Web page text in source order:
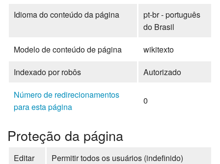
Idioma do conteúdo da página
pt-br - português
do Brasil
Modelo de conteúdo de página
wikitexto
Indexado por robôs
Autorizado
Número de redirecionamentos
para esta página
0
Proteção da página
Editar
Permitir todos os usuários (indefinido)